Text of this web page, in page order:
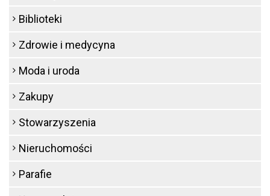
Biblioteki
Zdrowie i medycyna
Moda i uroda
Zakupy
Stowarzyszenia
Nieruchomości
Parafie